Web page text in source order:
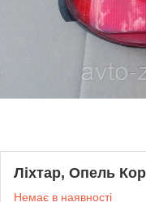
Ліхтар, Опель
Немає в наявності